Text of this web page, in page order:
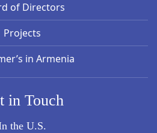
of Directors
Projects
in Armenia
in Touch
the U.S.